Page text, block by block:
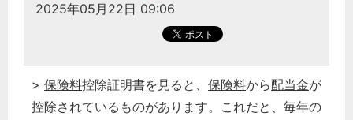
2025年05月22日 09:06
> 保険料控除証明書を見ると、 保険料から配当金が
控除されているものがあります。これだと、毎年の